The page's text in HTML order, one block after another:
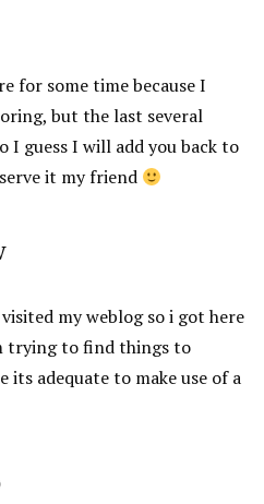
for some time because I
but the last several
I guess I will add you back to
it my friend
my weblog so i got here
trying to find things to
its adequate to make use of a